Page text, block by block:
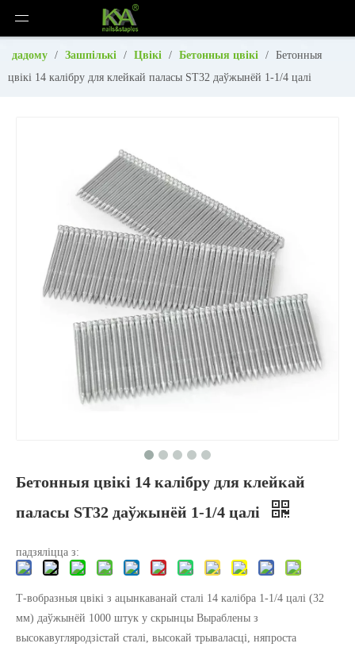
дадому / Зашпількі / Цвікі / Бетонныя цвікі / Бетонныя
цвікі 14 калібру для клейкай паласы ST32 даўжынёй 1-1/4 цалі
Бетонныя цвікі 14 калібру для клейкай
паласы ST32 даўжынёй 1-1/4 цалі
падзяліцца з:
Т-вобразныя цвікі з ацынкаванай сталі 14 калібра 1-1/4 цалі (32
мм) даўжынёй 1000 штук у скрынцы Выраблены з
высокавугляродзістай сталі, высокай трываласці, няпроста